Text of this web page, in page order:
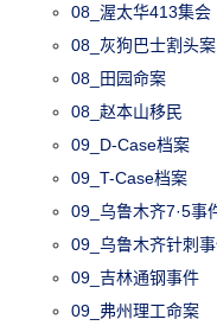
08_渥太华413集会
08_灰狗巴士割头案
08_田园命案
08_赵本山移民
09_D-Case档案
09_T-Case档案
09_乌鲁木齐7·5事
09_乌鲁木齐针刺
09_吉林通钢事件
09_弗州理工命案